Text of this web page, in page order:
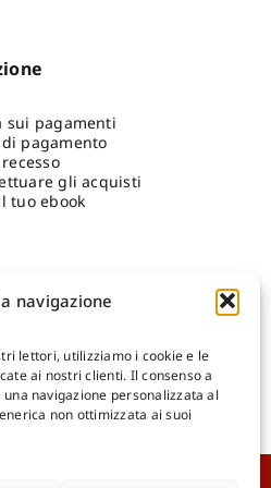
navigazione
lettori, utilizziamo i cookie e le
ai nostri clienti. Il consenso a
navigazione personalizzata al
non ottimizzata ai suoi
sui pagamenti
pagamento
gli acquisti
tuo ebook
Pagamenti Sicuri e anche Rateali